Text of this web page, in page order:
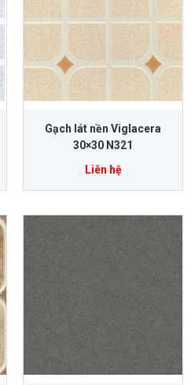
Gạch lát nền Viglacera
30×30 N321
Liên hệ